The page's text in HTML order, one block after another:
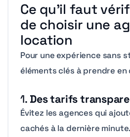
Ce qu’il faut
de choisir une
location
Pour une expérience sans
éléments clés à prendre en
1. Des tarifs
Évitez les agences qui
cachés à la dernière minute.